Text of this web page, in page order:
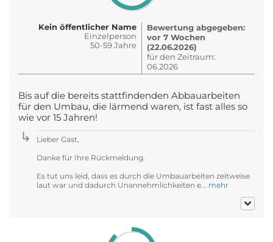
Kein öffentlicher Name
Einzelperson
50-59 Jahre
Bewertung abgegeben:
vor 7 Wochen
(22.06.2026)
für den Zeitraum:
06.2026
Bis auf die bereits stattfindenden Abbauarbeiten
für den Umbau, die lärmend waren, ist fast alles so
wie vor 15 Jahren!
Lieber Gast,
Danke für Ihre Rückmeldung.
Es tut uns leid, dass es durch die Umbauarbeiten zeitweise
laut war und dadurch Unannehmlichkeiten e... mehr